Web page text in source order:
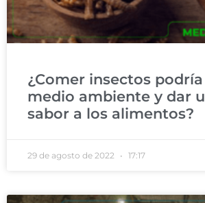
¿Comer insectos
medio ambiente y dar
sabor a los alimentos?
29 de agosto de 2022 17:17